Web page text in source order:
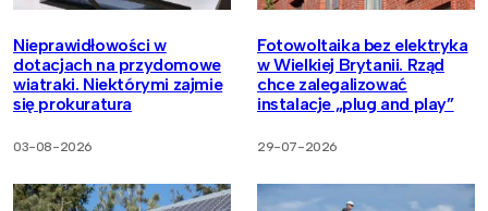
Nieprawidłowości w
dotacjach na przydomowe
wiatraki. Niektórymi zajmie
się prokuratura
03-08-2026
Fotowoltaika bez elektryka
w Wielkiej Brytanii. Rząd
chce zalegalizować
instalacje „plug and play”
29-07-2026